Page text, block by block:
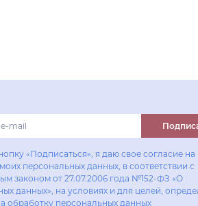
клик
«Подписаться», я даю свое согласие на
персональных данных, в соответствии с
законом от 27.07.2006 года №152-ФЗ «О
данных», на условиях и для целей,
обработку персональных данных